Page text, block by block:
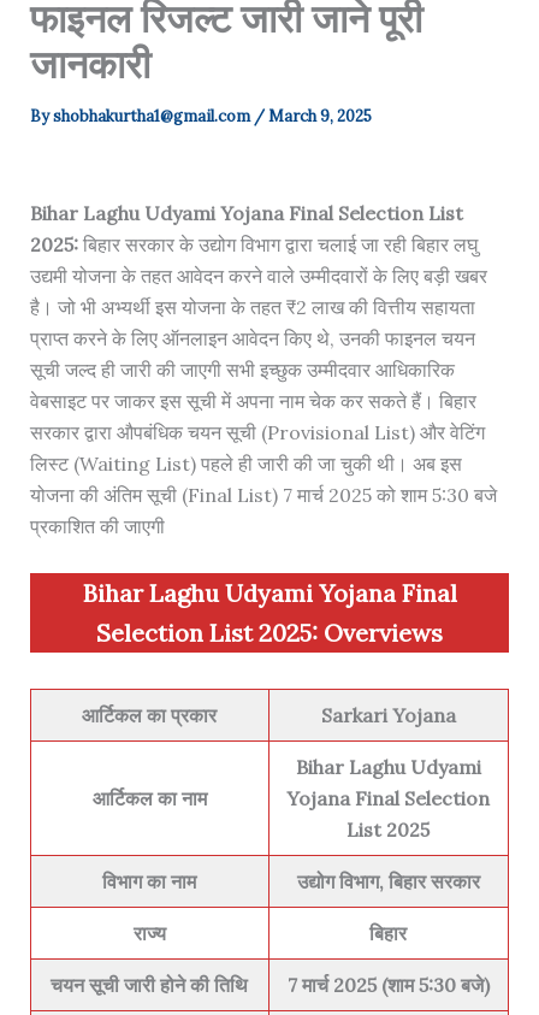
फाइनल रिजल्ट जारी जाने पूरी
जानकारी
Byshobhakurtha1@gmail.com /March 9, 2025
Bihar Laghu Udyami Yojana Final Selection List
2025:बिहार सरकार के उद्योग विभाग द्वारा चलाई जा रही बिहार लघु
उद्यमी योजना के तहत आवेदन करने वाले उम्मीदवारों के लिए बड़ी खबर
है। जो भी अभ्यर्थी इस योजना के तहत ₹2 लाख की वित्तीय सहायता
प्राप्त करने के लिए ऑनलाइन आवेदन किए थे, उनकी फाइनल चयन
सूची जल्द ही जारी की जाएगी सभी इच्छुक उम्मीदवार आधिकारिक
वेबसाइट पर जाकर इस सूची में अपना नाम चेक कर सकते हैं। बिहार
सरकार द्वारा औपबंधिक चयन सूची (Provisional List) और वेटिंग
लिस्ट (Waiting List) पहले ही जारी की जा चुकी थी। अब इस
योजना की अंतिम सूची (Final List) 7 मार्च 2025 को शाम 5:30 बजे
प्रकाशित की जाएगी
Bihar Laghu Udyami Yojana Final
Selection List 2025: Overviews
आर्टिकल का प्रकार Sarkari Yojana
आर्टिकल का नाम
Bihar Laghu Udyami
Yojana Final Selection
List 2025
विभाग का नाम उद्योग विभाग, बिहार सरकार
राज्य बिहार
चयन सूची जारी होने की तिथि 7 मार्च 2025 (शाम 5:30 बजे)